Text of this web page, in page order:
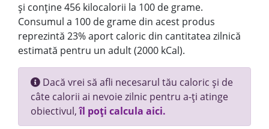
și conține 456 kilocalorii la 100 de grame.
Consumul a 100 de grame din acest produs
reprezintă 23% aport caloric din cantitatea zilnică
estimată pentru un adult (2000 kCal).
Dacă vrei să afli necesarul tău caloric și de
câte calorii ai nevoie zilnic pentru a-ți atinge
obiectivul,îl poți calcula aici.